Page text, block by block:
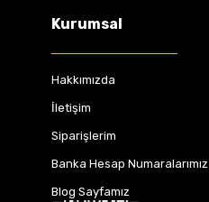
Kurumsal
Hakkımızda
İletişim
Siparişlerim
Banka Hesap Numaralarımız
Blog Sayfamız